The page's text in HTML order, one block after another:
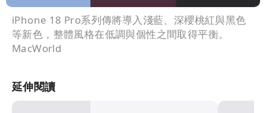
iPhone 18 Pro系列傳將導入淺藍、深櫻桃紅與黑色
等新色，整體風格在低調與個性之間取得平衡。
MacWorld
延伸閱讀